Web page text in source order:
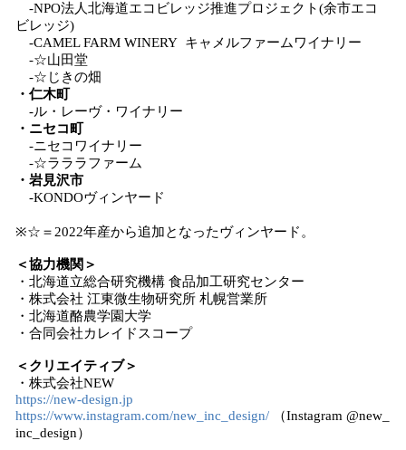
-NPO法人北海道エコビレッジ推進プロジェクト(余市エコ
ビレッジ)
-CAMEL FARM WINERY キャメルファームワイナリー
-☆山田堂
-☆じきの畑
・仁木町
-ル・レーヴ・ワイナリー
・ニセコ町
-ニセコワイナリー
-☆ラララファーム
・岩見沢市
-KONDOヴィンヤード
※☆＝2022年産から追加となったヴィンヤード。
＜協力機関＞
・北海道立総合研究機構 食品加工研究センター
・株式会社 江東微生物研究所 札幌営業所
・北海道酪農学園大学
・合同会社カレイドスコープ
＜クリエイティブ＞
・株式会社NEW
https://new-design.jp
https://www.instagram.com/new_inc_design/ （Instagram @new_
inc_design）